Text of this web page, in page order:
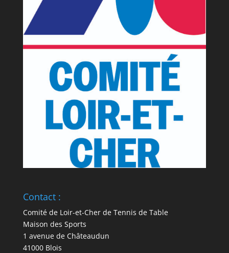
Contact :
Comité de Loir-et-Cher de Tennis de Table
Maison des Sports
1 avenue de Châteaudun
41000 Blois